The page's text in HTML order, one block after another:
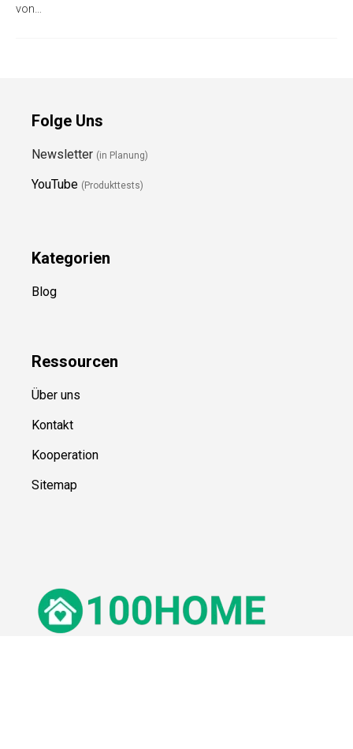
von…
Folge Uns
Newsletter (in Planung)
YouTube (Produkttests)
Kategorien
Blog
Ressourcen
Über uns
Kontakt
Kooperation
Sitemap